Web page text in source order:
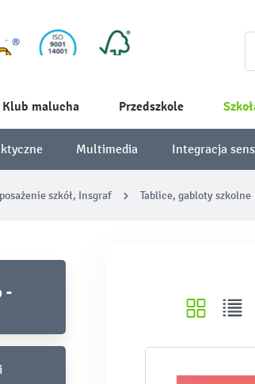
Klub malucha Przedszkole
Multimedia Integracja
szkół, Insgraf Tablice, gabloty szkolne
-